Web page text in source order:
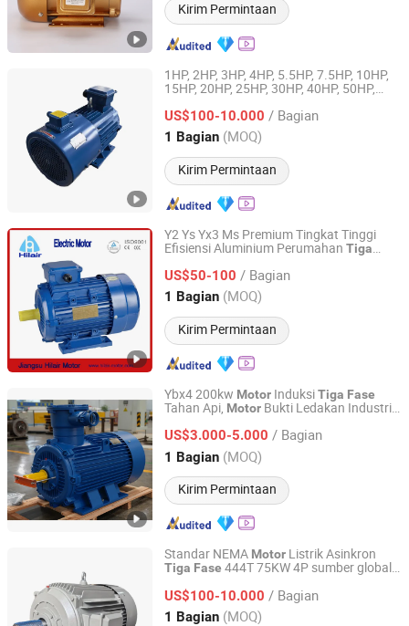
Kirim Permintaan
1HP, 2HP, 3HP, 4HP, 5.5HP, 7.5HP, 10HP,
15HP, 20HP, 25HP, 30HP, 40HP, 50HP,
Tiga FaseVSD dekat saya
US$100-10.000 / Bagian
1 Bagian (MOQ)
Kirim Permintaan
Fuzhou Ktz Electrc & Machinery Co., Ltd.
Fujian, China Harga mulai 2025
Y2 Ys Yx3 Ms Premium Tingkat Tinggi
Efisiensi Aluminium Perumahan Tiga
US$50-100 / Bagian
1 Bagian (MOQ)
Kirim Permintaan
Jiangsu Hilair Electromechanical Technology Co., Ltd.
Jiangsu, China Harga mulai 2006
Ybx4 200kw Motor InduksiTiga Fase
Tahan Api, Motor Bukti Ledakan Industri
US$3.000-5.000 / Bagian
1 Bagian (MOQ)
Kirim Permintaan
Jiangsu Yali Explosion-Proof Motor Co., Ltd.
Jiangsu, China Harga mulai 2017
Standar NEMA Motor Listrik Asinkron
Tiga Fase 444T 75KW 4P sumber global
US$100-10.000 / Bagian
1 Bagian (MOQ)
Fuzhou Ktz Electrc & Machinery Co., Ltd.
Fujian, China Harga mulai 2025